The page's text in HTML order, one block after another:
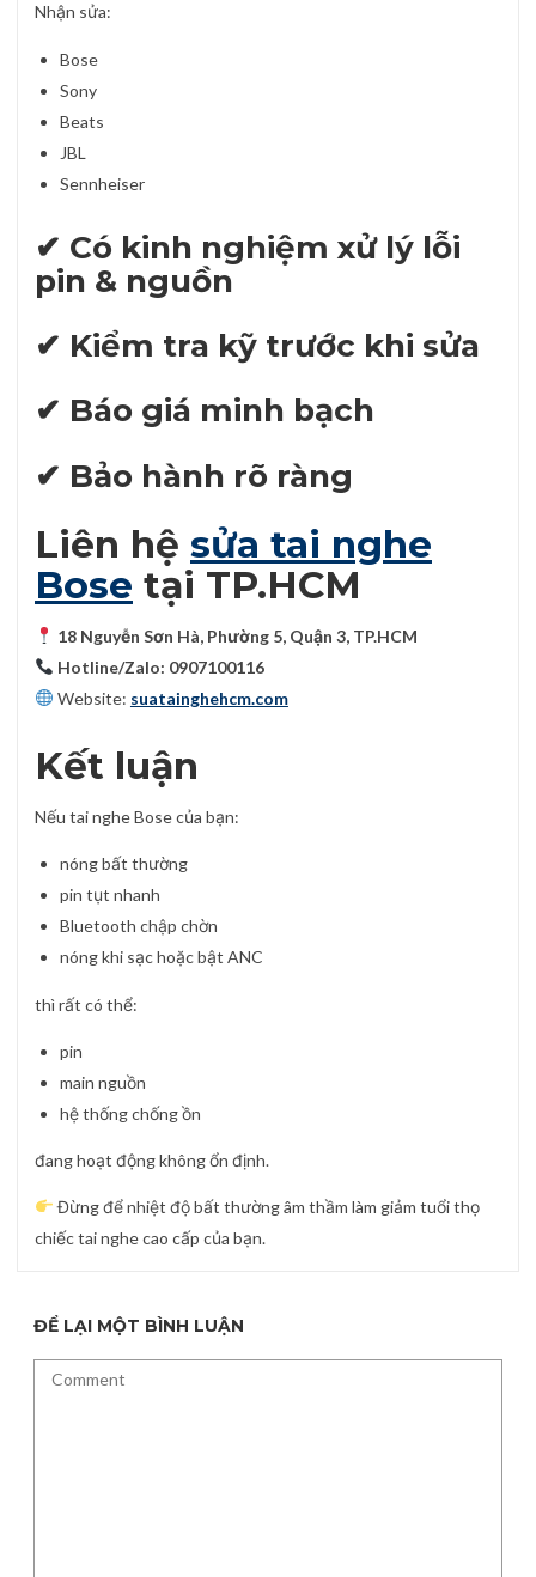
Nhận sửa:
Bose
Sony
Beats
JBL
Sennheiser
✔ Có kinh nghiệm xử lý lỗi
pin & nguồn
✔ Kiểm tra kỹ trước khi sửa
✔ Báo giá minh bạch
✔ Bảo hành rõ ràng
Liên hệ sửa tai nghe
Bose tại TP.HCM
18 Nguyễn Sơn Hà, Phường 5, Quận 3, TP.HCM
Hotline/Zalo: 0907100116
Website: suatainghehcm.com
Kết luận
Nếu tai nghe Bose của bạn:
nóng bất thường
pin tụt nhanh
Bluetooth chập chờn
nóng khi sạc hoặc bật ANC
thì rất có thể:
pin
main nguồn
hệ thống chống ồn
đang hoạt động không ổn định.
Đừng để nhiệt độ bất thường âm thầm làm giảm tuổi thọ
chiếc tai nghe cao cấp của bạn.
ĐỂ LẠI MỘT BÌNH LUẬN